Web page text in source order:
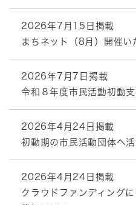
2026年7月15日掲載
まちネット（8月）開催い
2026年7月7日掲載
令和８年度市民活動初動
2026年4月24日掲載
初動期の市民活動団体へ
2026年4月24日掲載
クラウドファンディング